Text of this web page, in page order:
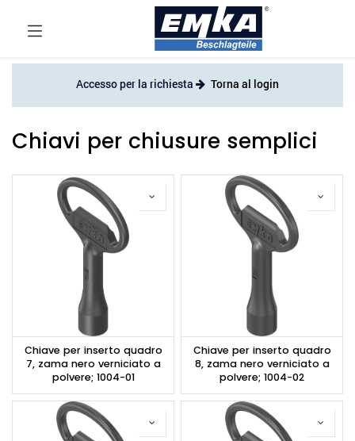
Accesso per la richiesta Torna al login
Chiavi per chiusure semplici
Chiave per inserto quadro
7, zama nero verniciato a
polvere; 1004-01
Chiave per inserto quadro
8, zama nero verniciato a
polvere; 1004-02